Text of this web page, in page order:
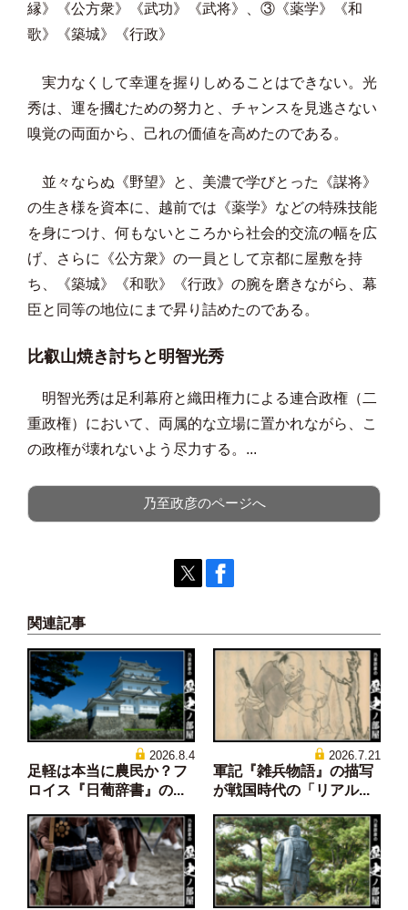
縁》《公方衆》《武功》《武将》、③《薬学》《和
歌》《築城》《行政》
実力なくして幸運を握りしめることはできない。光
秀は、運を摑むための努力と、チャンスを見逃さない
嗅覚の両面から、己れの価値を高めたのである。
並々ならぬ《野望》と、美濃で学びとった《謀将》
の生き様を資本に、越前では《薬学》などの特殊技能
を身につけ、何もないところから社会的交流の幅を広
げ、さらに《公方衆》の一員として京都に屋敷を持
ち、《築城》《和歌》《行政》の腕を磨きながら、幕
臣と同等の地位にまで昇り詰めたのである。
比叡山焼き討ちと明智光秀
明智光秀は足利幕府と織田権力による連合政権（二
重政権）において、両属的な立場に置かれながら、こ
の政権が壊れないよう尽力する。...
乃至政彦のページへ
関連記事
2026.8.4
足軽は本当に農民か？フ
ロイス『日葡辞書』の...
2026.7.21
軍記『雑兵物語』の描写
が戦国時代の「リアル...